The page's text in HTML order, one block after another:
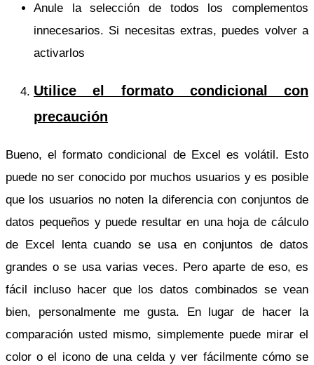
Anule la selección de todos los complementos
innecesarios. Si necesitas extras, puedes volver a
activarlos
Utilice el formato condicional con
precaución
Bueno, el formato condicional de Excel es volátil. Esto
puede no ser conocido por muchos usuarios y es posible
que los usuarios no noten la diferencia con conjuntos de
datos pequeños y puede resultar en una hoja de cálculo
de Excel lenta cuando se usa en conjuntos de datos
grandes o se usa varias veces. Pero aparte de eso, es
fácil incluso hacer que los datos combinados se vean
bien, personalmente me gusta. En lugar de hacer la
comparación usted mismo, simplemente puede mirar el
color o el icono de una celda y ver fácilmente cómo se